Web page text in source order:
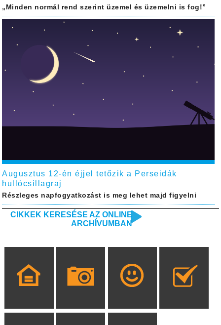
„Minden normál rend szerint üzemel és üzemelni is fog!”
Augusztus 12-én éjjel tetőzik a Perseidák
hullócsillagraj
Részleges napfogyatkozást is meg lehet majd figyelni
CIKKEK KERESÉSE AZ ONLINE
ARCHÍVUMBAN